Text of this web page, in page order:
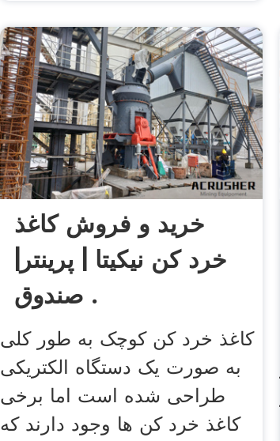
خرید و فروش کاغذ
خرد کن نیکیتا | پرینتر|
صندوق .
کاغذ خرد کن کوچک به طور کلی
به صورت یک دستگاه الکتریکی
طراحی شده است اما برخی
کاغذ خرد کن ها وجود دارند که